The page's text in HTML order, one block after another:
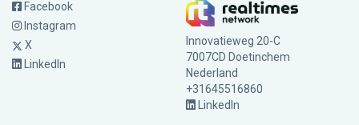
Facebook
Instagram
X
LinkedIn
Innovatieweg 20-C
7007CD Doetinchem
Nederland
+31645516860
LinkedIn